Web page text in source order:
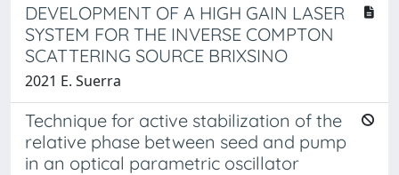
DEVELOPMENT OF A HIGH GAIN LASER
SYSTEM FOR THE INVERSE COMPTON
SCATTERING SOURCE BRIXSINO
2021 E. Suerra
Technique for active stabilization of the
relative phase between seed and pump
in an optical parametric oscillator